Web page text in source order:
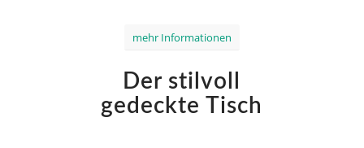
mehr Informationen
Der stilvoll
gedeckte Tisch